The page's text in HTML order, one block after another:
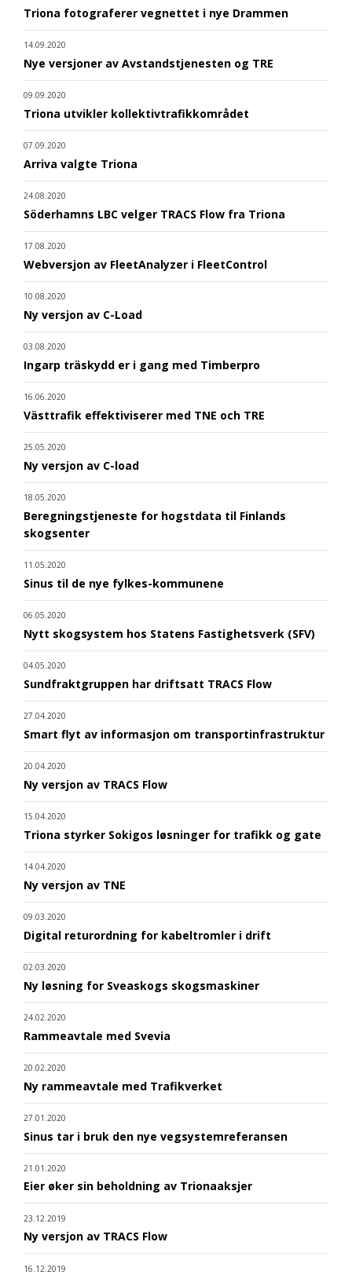
Triona fotograferer vegnettet i nye Drammen
14.09.2020
Nye versjoner av Avstandstjenesten og TRE
09.09.2020
Triona utvikler kollektivtrafikkområdet
07.09.2020
Arriva valgte Triona
24.08.2020
Söderhamns LBC velger TRACS Flow fra Triona
17.08.2020
Webversjon av FleetAnalyzer i FleetControl
10.08.2020
Ny versjon av C-Load
03.08.2020
Ingarp träskydd er i gang med Timberpro
16.06.2020
Västtrafik effektiviserer med TNE och TRE
25.05.2020
Ny versjon av C-load
18.05.2020
Beregningstjeneste for hogstdata til Finlands
skogsenter
11.05.2020
Sinus til de nye fylkes-kommunene
06.05.2020
Nytt skogsystem hos Statens Fastighetsverk (SFV)
04.05.2020
Sundfraktgruppen har driftsatt TRACS Flow
27.04.2020
Smart flyt av informasjon om transportinfrastruktur
20.04.2020
Ny versjon av TRACS Flow
15.04.2020
Triona styrker Sokigos løsninger for trafikk og gate
14.04.2020
Ny versjon av TNE
09.03.2020
Digital returordning for kabeltromler i drift
02.03.2020
Ny løsning for Sveaskogs skogsmaskiner
24.02.2020
Rammeavtale med Svevia
20.02.2020
Ny rammeavtale med Trafikverket
27.01.2020
Sinus tar i bruk den nye vegsystemreferansen
21.01.2020
Eier øker sin beholdning av Trionaaksjer
23.12.2019
Ny versjon av TRACS Flow
16.12.2019